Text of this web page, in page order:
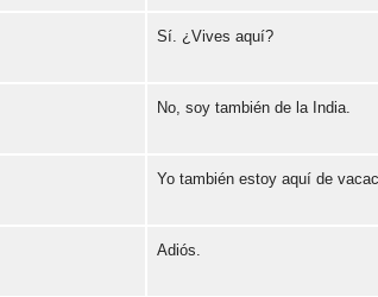
Error loading: "https://www.idiomaspc.com/curso-aprender-hindu-basico/audio/3008.mp3"
Sí. ¿Vives aquí?
Error loading: "https://www.idiomaspc.com/curso-aprender-hindu-basico/audio/3009.mp3"
No, soy también de la India.
Error loading: "https://www.idiomaspc.com/curso-aprender-hindu-basico/audio/3010.mp3"
Yo también estoy aquí de
Adiós.